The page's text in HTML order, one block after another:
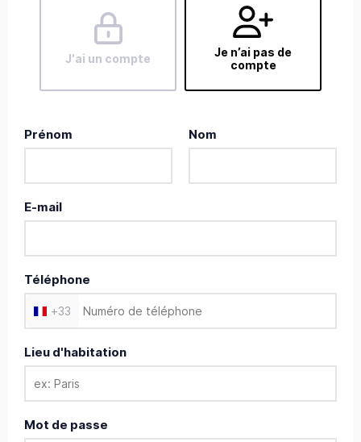
J'ai un compte
Je n’ai pas de
compte
Prénom Nom
E-mail
Téléphone
+33
Lieu d'habitation
Mot de passe